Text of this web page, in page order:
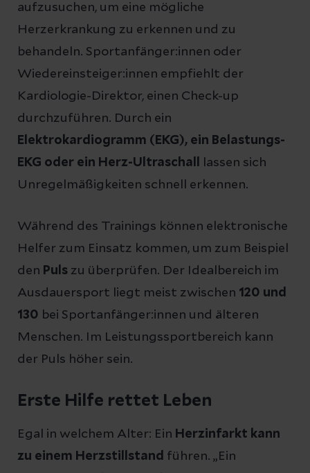
aufzusuchen, um eine mögliche
Herzerkrankung zu erkennen und zu
behandeln. Sportanfänger:innen oder
Wiedereinsteiger:innen empfiehlt der
Kardiologie-Direktor, einen Check-up
durchzuführen. Durch ein
Elektrokardiogramm (EKG), ein Belastungs-
EKG oder ein Herz-Ultraschall
lassen sich
Unregelmäßigkeiten schnell erkennen.
Während des Trainings können elektronische
Helfer zum Einsatz kommen, um zum Beispiel
den Puls zu überprüfen. Der Idealbereich im
Ausdauersport liegt meist zwischen 120 und
130 bei Sportanfänger:innen und älteren
Menschen. Im Leistungssportbereich kann
der Puls höher sein.
Erste Hilfe rettet Leben
Egal in welchem Alter: Ein Herzinfarkt kann
zu einem Herzstillstand führen. „Ein